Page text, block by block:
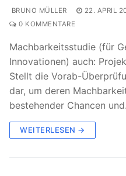
BRUNO MÜLLER 22. APRIL
0 KOMMENTARE
Machbarkeitsstudie (für
Innovationen) auch:
Stellt die Vorab-
dar, um deren
bestehender Chancen
WEITERLESEN →